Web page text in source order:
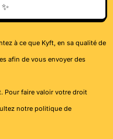
à ce que Kyft, en sa qualité de
afin de vous envoyer des
Pour faire valoir votre droit
notre politique de